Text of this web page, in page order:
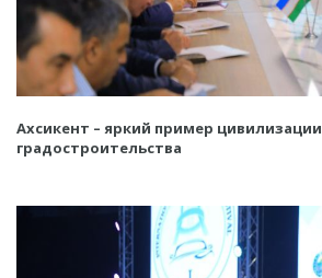
Ахсикент – яркий пример цивилизации
градостроительства